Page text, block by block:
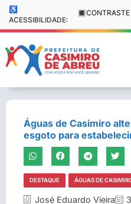
♿
ACESSIBILIDADE:
🔳 CONTRASTE
Águas de Casimiro
esgoto para
DESTAQUE ÁGUAS DE
José Eduardo Vieira